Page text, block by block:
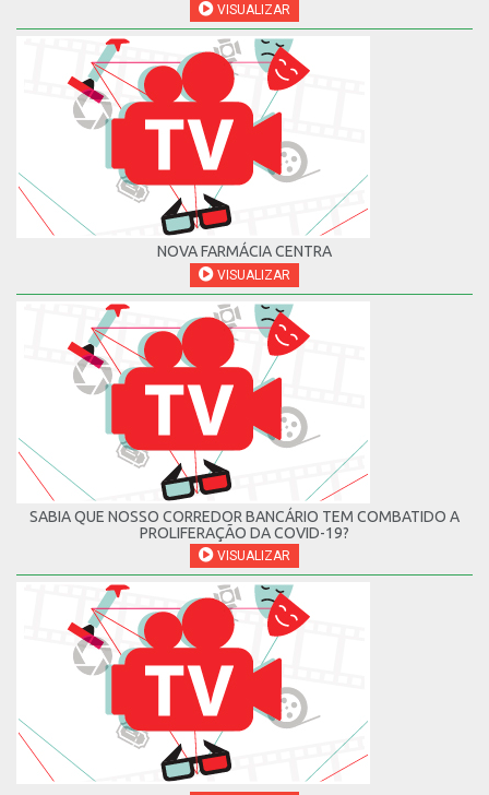
VISUALIZAR
NOVA FARMÁCIA CENTRA
VISUALIZAR
SABIA QUE NOSSO CORREDOR BANCÁRIO TEM COMBATIDO A
PROLIFERAÇÃO DA COVID-19?
VISUALIZAR